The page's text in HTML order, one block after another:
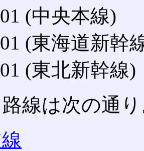
(中央本線)
(東海道新幹
(東北新幹線)
線は次の通